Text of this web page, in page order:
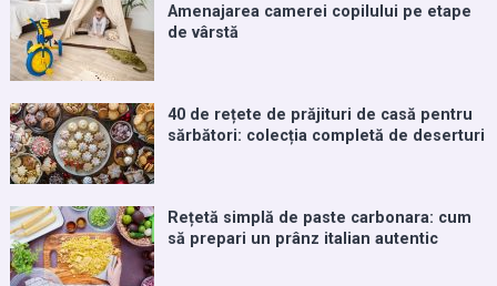
Amenajarea camerei copilului pe etape
de vârstă
40 de rețete de prăjituri de casă pentru
sărbători: colecția completă de deserturi
Rețetă simplă de paste carbonara: cum
să prepari un prânz italian autentic